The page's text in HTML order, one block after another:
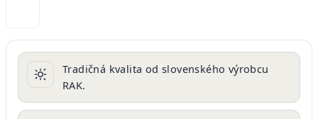
Tradičná kvalita od slovenského výrobcu
RAK.